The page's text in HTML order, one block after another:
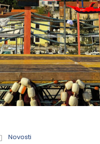
Novosti